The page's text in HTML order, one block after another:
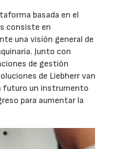
basada en el
consiste en
una visión general de
Junto con
de gestión
de Liebherr van
futuro un instrumento
para aumentar la